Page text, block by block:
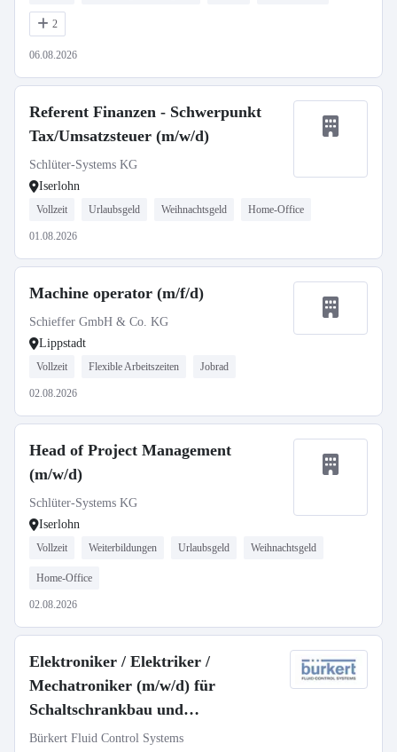
2
06.08.2026
Referent Finanzen - Schwerpunkt
Tax/Umsatzsteuer (m/w/d)
Schlüter-Systems KG
Iserlohn
Vollzeit Urlaubsgeld Weihnachtsgeld Home-Office
01.08.2026
Machine operator (m/f/d)
Schieffer GmbH & Co. KG
Lippstadt
Vollzeit Flexible Arbeitszeiten Jobrad
02.08.2026
Head of Project Management
(m/w/d)
Schlüter-Systems KG
Iserlohn
Vollzeit Weiterbildungen Urlaubsgeld Weihnachtsgeld
Home-Office
02.08.2026
Elektroniker / Elektriker /
Mechatroniker (m/w/d) für
Schaltschrankbau und
Prototypenfertigung
Bürkert Fluid Control Systems